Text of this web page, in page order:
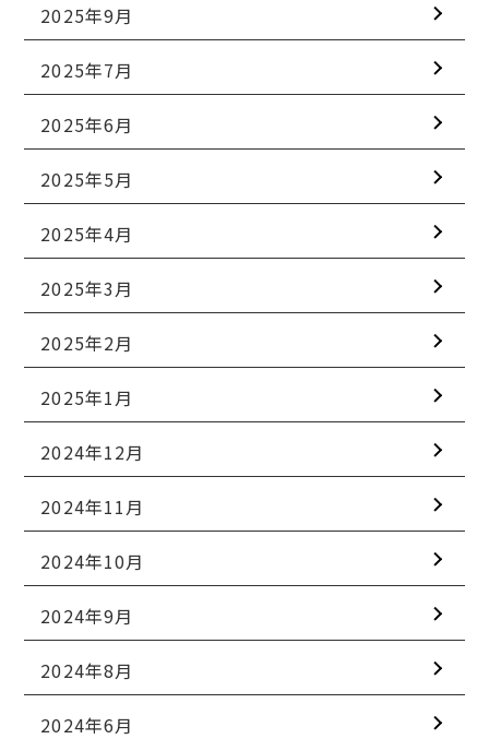
2025年9月
2025年7月
2025年6月
2025年5月
2025年4月
2025年3月
2025年2月
2025年1月
2024年12月
2024年11月
2024年10月
2024年9月
2024年8月
2024年6月